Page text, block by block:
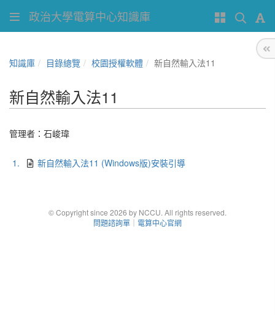
政治大學電算中心知識庫
知識庫 目錄總覽 校園授權軟體 新自然輸入法11
新自然輸入法11
管理者： 石峻瑋
1. 新自然輸入法11 (Windows版)安裝引導
© Copyright since 2026 by NCCU. All rights reserved.
問題諮詢單 ｜ 電算中心官網